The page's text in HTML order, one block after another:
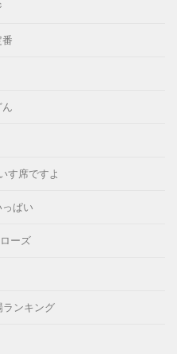
す席ですよ
っぱい
ローズ
ランキング